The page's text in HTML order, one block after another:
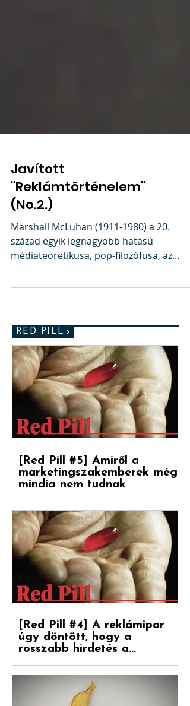
Javított
"Reklámtörténelem"
(No.2.)
Marshall McLuhan (1911-1980) a 20.
médiateoretikusa, pop-filozófusa, az
RED PILL
marketingszakemberek még
mindig nem tudnak
Végre magyarul is olvasható a Hogyan
nőnek a márkák 2. része, amely a
Reklámtörténet gondozásában, a Flora
Food Group (korábban: Upfield)...
rosszabb hirdetés a
boldogulása kulcsa
Folytatódik tovább sorozatunk. Debreceni